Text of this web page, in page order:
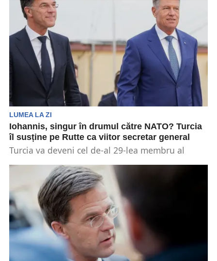
pentru a fi următorul...
LUMEA LA ZI
Iohannis, singur în drumul către NATO? Turcia
îl susține pe Rutte ca viitor secretar general
Turcia va deveni cel de-al 29-lea membru al